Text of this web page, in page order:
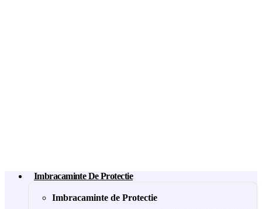
Imbracaminte De Protectie
Imbracaminte de Protectie